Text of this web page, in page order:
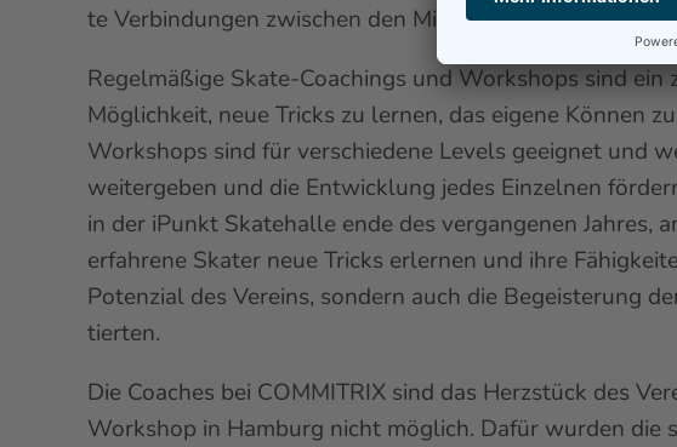
te Verbindungen zwischen den Mitgliedern.
Regelmäßige Skate-Coachings und Workshops sind
Möglichkeit, neue Tricks zu lernen, das eigene Können
Workshops sind für verschiedene Levels geeignet und
weitergeben und die Entwicklung jedes Einzelnen
in der iPunkt Skatehalle ende des vergangenen
erfahrene Skater neue Tricks erlernen und ihre
Potenzial des Vereins, sondern auch die Begeisterung
tierten.
Die Coaches bei COMMITRIX sind das Herzstück des
Workshop in Hamburg nicht möglich. Dafür wurden die